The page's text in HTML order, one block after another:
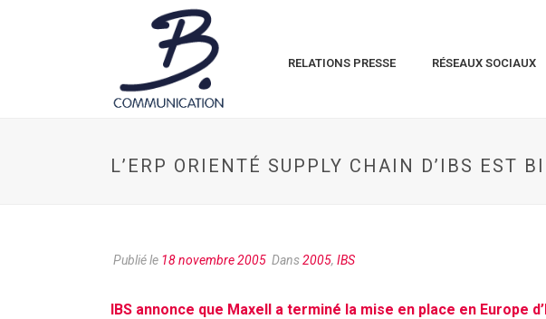
RELATIONS PRESSE RÉSEAUX SOCIAUX
L’ERP ORIENTÉ SUPPLY CHAIN D’IBS EST
Publié le 18 novembre 2005 Dans2005, IBS
IBS annonce que Maxell a terminé la mise en place en Europe